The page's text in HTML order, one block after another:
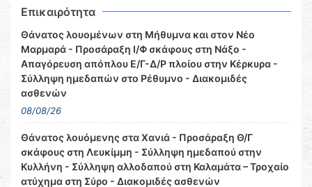
Επικαιρότητα
Θάνατος λουομένων στη Μήθυμνα και στον Νέο
Μαρμαρά - Προσάραξη Ι/Φ σκάφους στη Νάξο -
Απαγόρευση απόπλου Ε/Γ-Δ/Ρ πλοίου στην Κέρκυρα -
Σύλληψη ημεδαπών στο Ρέθυμνο - Διακομιδές
ασθενών
08/08/26
Θάνατος λουόμενης στα Χανιά - Προσάραξη Θ/Γ
σκάφους στη Λευκίμμη - Σύλληψη ημεδαπού στην
Κυλλήνη - Σύλληψη αλλοδαπού στη Καλαμάτα – Τροχαίο
ατύχημα στη Σύρο - Διακομιδές ασθενών